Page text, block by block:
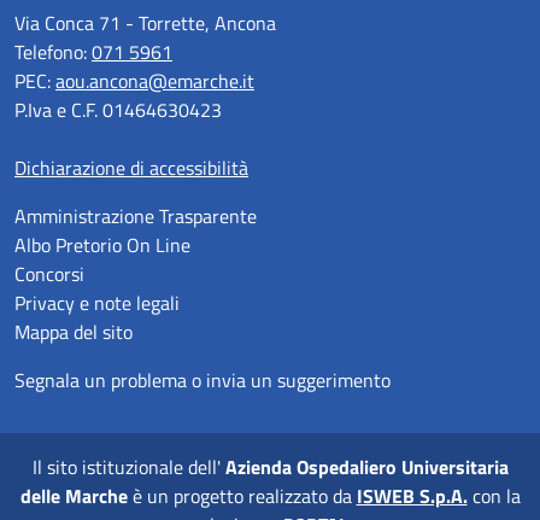
Via Conca 71 - Torrette, Ancona
Telefono:071 5961
PEC:aou.ancona@emarche.it
P.Iva e C.F. 01464630423
Dichiarazione di accessibilità
Amministrazione Trasparente
Albo Pretorio On Line
Concorsi
Privacy e note legali
Mappa del sito
Segnala un problema o invia un suggerimento
Il sito istituzionale dell'Azienda Ospedaliero Universitaria
delle Marcheè un progetto realizzato da ISWEB S.p.A.con la